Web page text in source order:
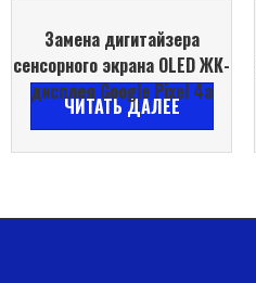
Замена дигитайзера
сенсорного экрана OLED ЖК-
дисплея Google Pixel 4a
ЧИТАТЬ ДАЛЕЕ